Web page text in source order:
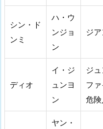
シン・ド
ンミ
ハ・ウ
ンジョ
ン
ジ
ディオ
イ・ジ
ュンヨ
ン
ジ
フ
危
ヤン・